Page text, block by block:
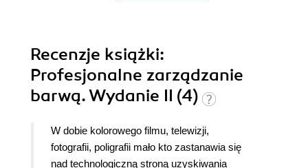
Recenzje książki:
Profesjonalne zarządzanie
barwą. Wydanie II (4)
W dobie kolorowego filmu, telewizji,
fotografii, poligrafii mało kto zastanawia się
nad technologiczną stroną uzyskiwania